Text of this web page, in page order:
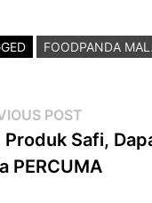
FOODPANDA
POST
post:
Produk Safi,
PERCUMA